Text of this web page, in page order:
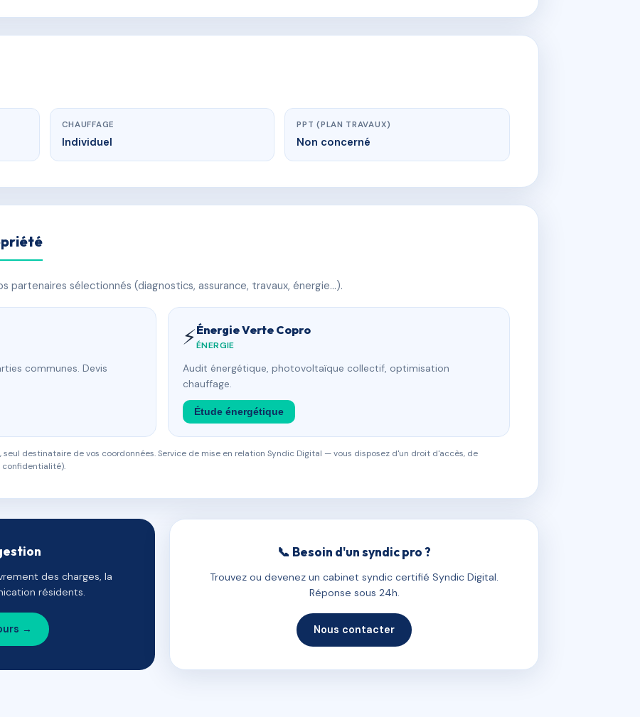
CHAUFFAGE
Individuel
PPT (PLAN TRAVAUX)
Non concerné
partenaires sélectionnés (diagnostics, assurance, travaux, énergie…).
communes. Devis
⚡Énergie Verte Copro
ÉNERGIE
Audit énergétique, photovoltaïque collectif, optimisation
chauffage.
Étude énergétique
destinataire de vos coordonnées. Service de mise en relation Syndic Digital — vous disposez d'un droit d'accès, de
des charges, la
résidents.
→
📞 Besoin d'un syndic pro ?
Trouvez ou devenez un cabinet syndic certifié Syndic Digital.
Réponse sous 24h.
Nous contacter